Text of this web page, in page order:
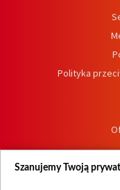
Polityka
Szanujemy Twoją